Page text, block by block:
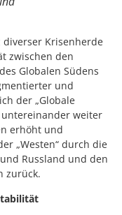
Krisenherde
zwischen den
Globalen Südens
und
der „Globale
weiter
erhöht und
„Westen“ durch die
Russland und den
zurück.